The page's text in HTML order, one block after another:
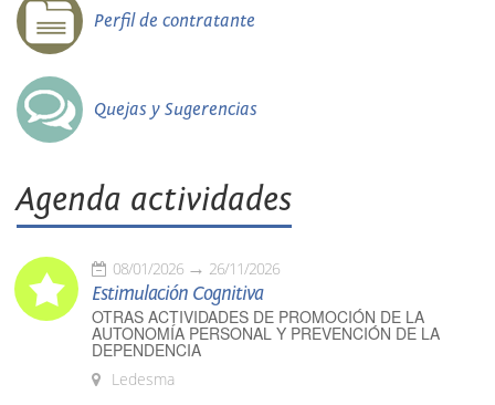
Perfil de contratante
Quejas y Sugerencias
Agenda actividades
08/01/2026 26/11/2026
Estimulación Cognitiva
OTRAS ACTIVIDADES DE PROMOCIÓN DE LA
AUTONOMÍA PERSONAL Y PREVENCIÓN DE LA
DEPENDENCIA
Ledesma